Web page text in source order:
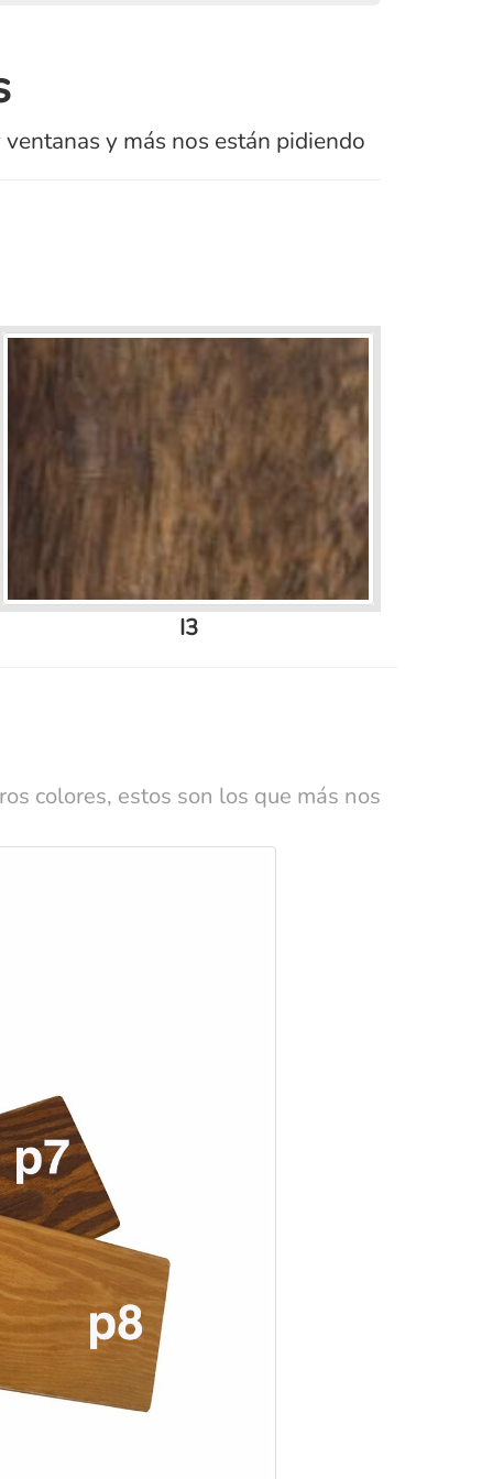
y más nos están pidiendo
I3
colores, estos son los que más nos